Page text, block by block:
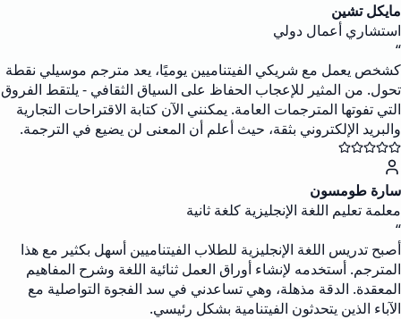
مايكل تشين
استشاري أعمال دولي
“
كشخص يعمل مع شريكي الفيتناميين يوميًا، يعد مترجم موسيلي نقطة
تحول. من المثير للإعجاب الحفاظ على السياق الثقافي - يلتقط الفروق
التي تفوتها المترجمات العامة. يمكنني الآن كتابة الاقتراحات التجارية
والبريد الإلكتروني بثقة، حيث أعلم أن المعنى لن يضيع في الترجمة.
سارة طومسون
معلمة تعليم اللغة الإنجليزية كلغة ثانية
“
أصبح تدريس اللغة الإنجليزية للطلاب الفيتناميين أسهل بكثير مع هذا
المترجم. أستخدمه لإنشاء أوراق العمل ثنائية اللغة وشرح المفاهيم
المعقدة. الدقة مذهلة، وهي تساعدني في سد الفجوة التواصلية مع
الآباء الذين يتحدثون الفيتنامية بشكل رئيسي.